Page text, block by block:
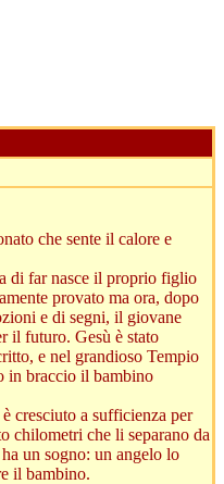
che sente il calore e
di far nasce il proprio figlio
provato ma ora, dopo
e di segni, il giovane
il futuro. Gesù è stato
e nel grandioso Tempio
in braccio il bambino
cresciuto a sufficienza per
chilometri che li separano da
un sogno: un angelo lo
il bambino.